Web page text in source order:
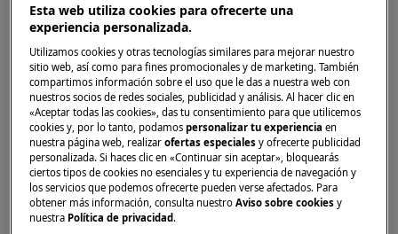
Si la secadora muestra el código de error
C6, hay un problema con el sensor de
humedad. El ciclo dura más de lo normal,
más de 4,5 horas.
Compruebe si la máquina está conectada a
una toma de corriente con puesta a tierra.
Si no es así, hay un problema con la
medición de humedad, que debe
solucionar el Servicio técnico oficial.
¿Le ha resultado útil este artículo?
Esta web utiliza cookies para ofrecerte una
experiencia personalizada.
Utilizamos cookies y otras tecnologías similares para mejorar nuestro
sitio web, así como para fines promocionales y de marketing. También
compartimos información sobre el uso que le das a nuestra web con
nuestros socios de redes sociales, publicidad y análisis. Al hacer clic en
«Aceptar todas las cookies», das tu consentimiento para que utilicemos
cookies y, por lo tanto, podamospersonalizar tu experienciaen
nuestra página web, realizarofertas especiales y ofrecerte publicidad
personalizada. Si haces clic en «Continuar sin aceptar», bloquearás
ciertos tipos de cookies no esenciales y tu experiencia de navegación y
los servicios que podemos ofrecerte pueden verse afectados. Para
obtener más información, consulta nuestroAviso sobre cookies y
nuestra Política de privacidad.